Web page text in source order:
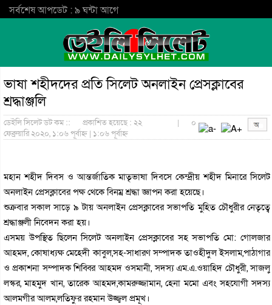
সর্বশেষ আপডেট : ৯ ঘন্টা আগে
ভাষা শহীদদের প্রতি সিলেট অনলাইন প্রেসক্লাবের
শ্রদ্ধাঞ্জলি
ডেইলি সিলেট ডট কম ::
প্রকাশিত হয়েছে : ২২
ফেব্রুয়ারি ২০২০, ১:০৬ পূর্বাহ্ন | ১:০৬ পূর্বাহ্ন
| ০
মহান শহীদ দিবস ও আন্তর্জাতিক মাতৃভাষা দিবসে কেন্দ্রীয় শহীদ মিনারে সিলেট
অনলাইন প্রেসক্লাবের পক্ষ থেকে বিনম্র শ্রদ্ধা জ্ঞাপন করা হয়েছে।
শুক্রবার সকাল সাড়ে ৯ টায় অনলাইন প্রেসক্লাবের সভাপতি মুহিত চৌধুরীর নেতৃত্বে
শ্রদ্ধাঞ্জলী নিবেদন করা হয়।
এসময় উপস্থিত ছিলেন সিলেট অনলাইন প্রেসক্লাবের সহ সভাপতি মো: গোলজার
আহমদ, কোষাধ্যক্ষ মেহেদী কাবুল,সহ-সাধারণ সম্পাদক তাওহীদুল ইসলাম,পাঠাগার
ও প্রকাশনা সম্পাদক শিব্বির আহমদ ওসমানী, সদস্য এম.এ.ওয়াহিদ চৌধুরী, সাজলু
লস্কর, মাহমুদ খান, তারেক আহমদ,কামরুজ্জামান, হেনা মমো এবং সহযোগী সদস্য
আলমগীর আলম,লতিফুর রহমান উজ্জ্বল প্রমূখ।